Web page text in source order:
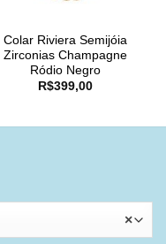
Colar Riviera Semijóia
Zirconias Champagne
Ródio Negro
R$399,00
×